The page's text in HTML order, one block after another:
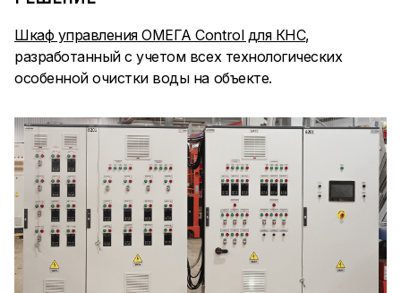
Шкаф управления ОМЕГА Control для КНС,
разработанный с учетом всех технологических
особенной очистки воды на объекте.